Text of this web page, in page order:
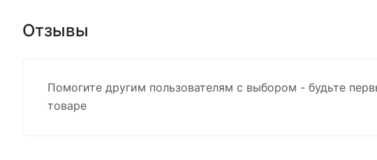
Отзывы
Помогите другим пользователям с выбором - будьте
товаре